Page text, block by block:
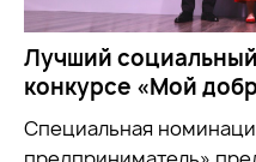
Лучший
конкурсе «Мой
Специальная